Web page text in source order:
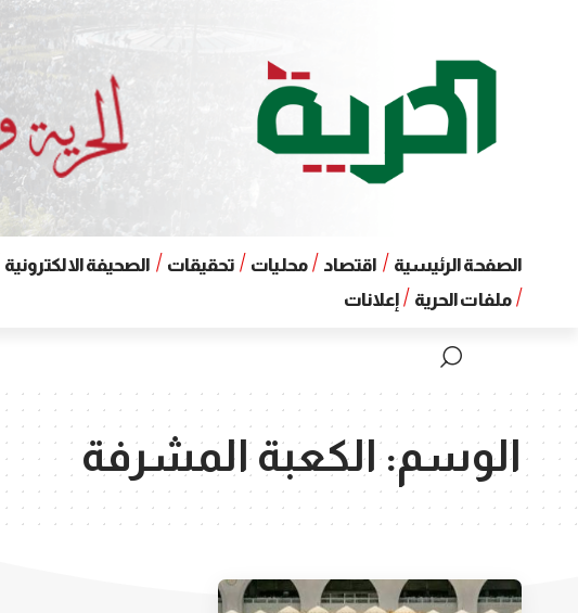
الصفحة الرئيسية اقتصاد محليات تحقيقات الصحيفة الالكترونية
ملفات الحرية
إعلانات
الوسم:الكعبة المشرفة